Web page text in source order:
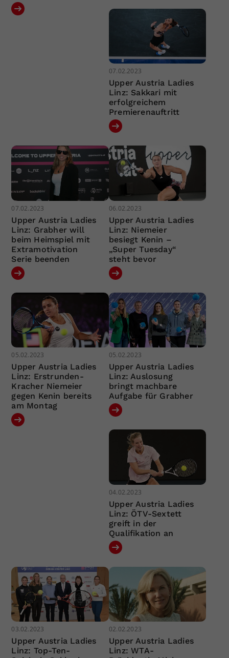
07.02.2023
Upper Austria Ladies
Linz: Sakkari mit
erfolgreichem
Premierenauftritt
07.02.2023
Upper Austria Ladies
Linz: Grabher will
beim Heimspiel mit
Extramotivation
Serie beenden
06.02.2023
Upper Austria Ladies
Linz: Niemeier
besiegt Kenin –
„Super Tuesday“
steht bevor
05.02.2023
Upper Austria Ladies
Linz: Erstrunden-
Kracher Niemeier
gegen Kenin bereits
am Montag
05.02.2023
Upper Austria Ladies
Linz: Auslosung
bringt machbare
Aufgabe für Grabher
04.02.2023
Upper Austria Ladies
Linz: ÖTV-Sextett
greift in der
Qualifikation an
03.02.2023
Upper Austria Ladies
Linz: Top-Ten-
02.02.2023
Upper Austria Ladies
Linz: WTA-